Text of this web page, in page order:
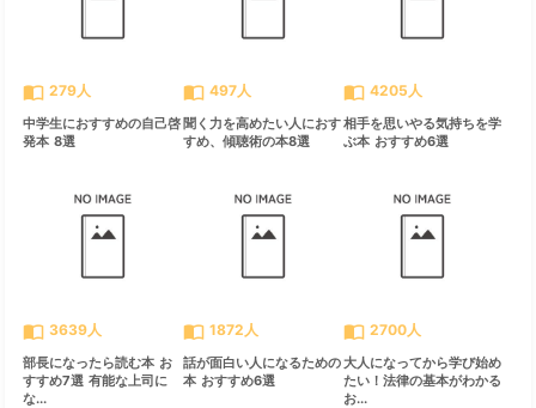
import_contacts 279人
中学生におすすめの自己啓
発本 8選
import_contacts 497人
聞く力を高めたい人におす
すめ、傾聴術の本8選
import_contacts 4205人
相手を思いやる気持ちを学
ぶ本 おすすめ6選
import_contacts 3639人
部長になったら読む本 お
すすめ7選 有能な上司に
な...
import_contacts 1872人
話が面白い人になるための
本 おすすめ6選
import_contacts 2700人
大人になってから学び始め
たい！法律の基本がわかる
お...